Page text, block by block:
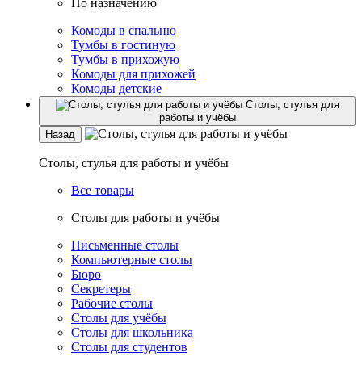
По назначению
Комоды в спальню
Тумбы в гостиную
Тумбы в прихожую
Комоды для прихожей
Комоды детские
Столы, стулья для
работы и учёбы
Назад
Столы, стулья для работы и учёбы
Все товары
Столы для работы и учёбы
Письменные столы
Компьютерные столы
Бюро
Секретеры
Рабочие столы
Столы для учёбы
Столы для школьника
Столы для студентов